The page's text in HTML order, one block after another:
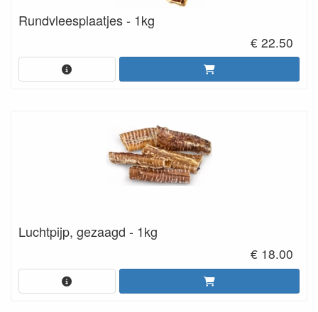
Rundvleesplaatjes - 1kg
€ 22.50
Luchtpijp, gezaagd - 1kg
€ 18.00